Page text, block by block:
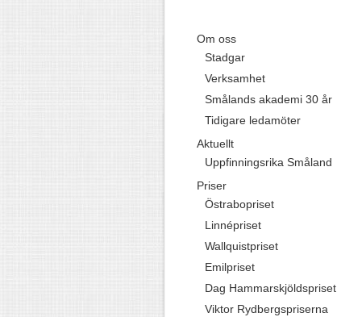
Om oss
Stadgar
Verksamhet
Smålands akademi 30 år
Tidigare ledamöter
Aktuellt
Uppfinningsrika Småland
Priser
Östrabopriset
Linnépriset
Wallquistpriset
Emilpriset
Dag Hammarskjöldspriset
Viktor Rydbergspriserna